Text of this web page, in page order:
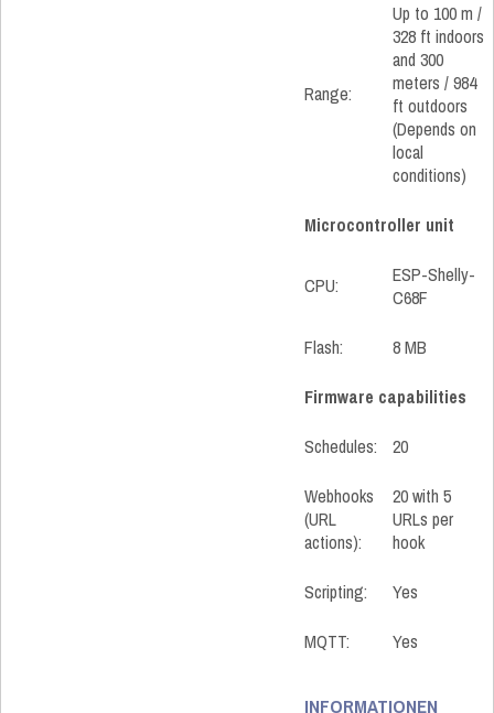
Range:
Up to 100 m /
328 ft indoors
and 300
meters / 984
ft outdoors
(Depends on
local
conditions)
Microcontroller unit
CPU:
ESP-Shelly-
C68F
Flash: 8 MB
Firmware capabilities
Schedules: 20
Webhooks
(URL
actions):
20 with 5
URLs per
hook
Scripting: Yes
MQTT: Yes
INFORMATIONEN